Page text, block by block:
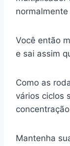
Você então
e sai assim
Como as
vários ciclos
Mantenha